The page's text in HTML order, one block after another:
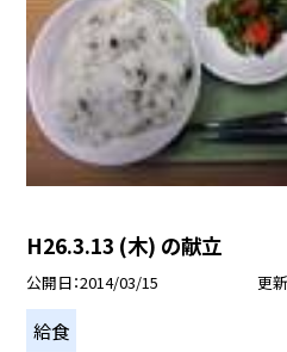
H26.3.13 (木) の献立
公開日 2014/03/15 更
給食